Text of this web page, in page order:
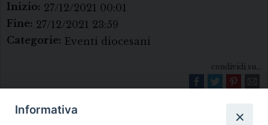
Inizio: 27/12/2021 00:01
Fine: 27/12/2021 23:59
Categorie: Eventi diocesani
condividi su...
Informativa